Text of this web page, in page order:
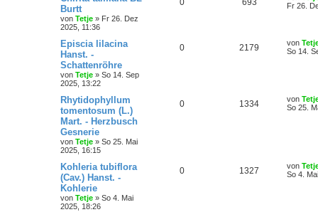
Burtt
von Tetje » Fr 26. Dez
2025, 11:36
0 693
Fr 26.
Episcia lilacina
Hanst. -
Schattenröhre
von Tetje » So 14. Sep
2025, 13:22
0 2179 von
So 14.
Rhytidophyllum
tomentosum (L.)
Mart. - Herzbusch
Gesnerie
von Tetje » So 25. Mai
2025, 16:15
0 1334 von
So 25.
Kohleria tubiflora
(Cav.) Hanst. -
Kohlerie
von Tetje » So 4. Mai
2025, 18:26
0 1327 von
So 4.